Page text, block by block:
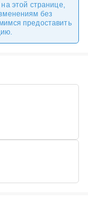
этой странице,
без
предоставить